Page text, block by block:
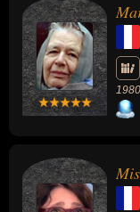
noir